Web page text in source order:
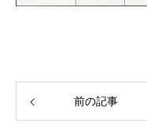
前の記事